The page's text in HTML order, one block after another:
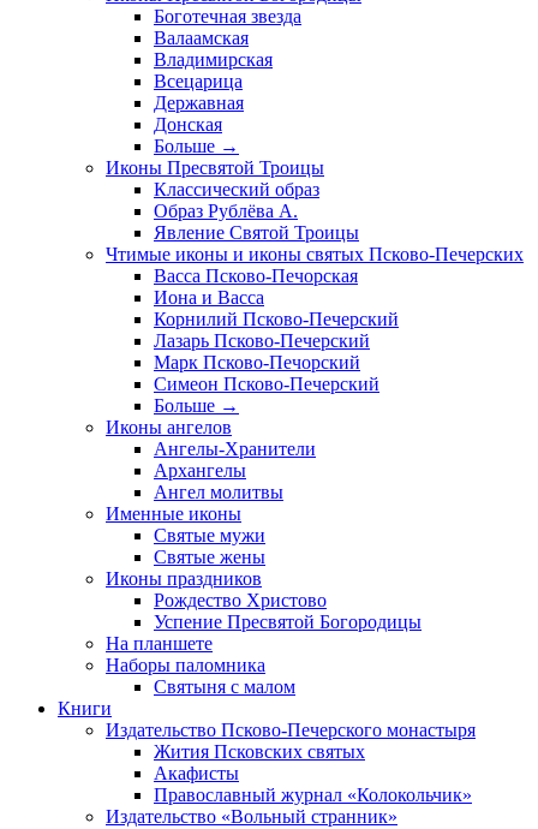
Боготечная звезда
Валаамская
Владимирская
Всецарица
Державная
Донская
Больше →
Иконы Пресвятой Троицы
Классический образ
Образ Рублёва А.
Явление Святой Троицы
Чтимые иконы и иконы святых Псково-Печерских
Васса Псково-Печорская
Иона и Васса
Корнилий Псково-Печерский
Лазарь Псково-Печерский
Марк Псково-Печорский
Симеон Псково-Печерский
Больше →
Иконы ангелов
Ангелы-Хранители
Архангелы
Ангел молитвы
Именные иконы
Святые мужи
Святые жены
Иконы праздников
Рождество Христово
Успение Пресвятой Богородицы
На планшете
Наборы паломника
Святыня с малом
Книги
Издательство Псково-Печерского монастыря
Жития Псковских святых
Акафисты
Православный журнал «Колокольчик»
Издательство «Вольный странник»